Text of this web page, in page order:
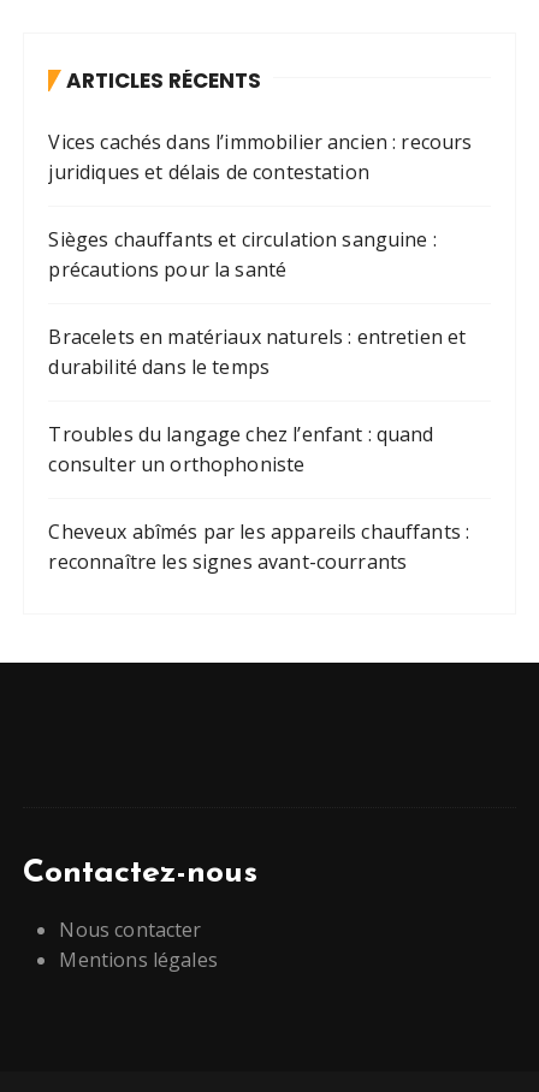
ARTICLES RÉCENTS
Vices cachés dans l’immobilier ancien : recours
juridiques et délais de contestation
Sièges chauffants et circulation sanguine :
précautions pour la santé
Bracelets en matériaux naturels : entretien et
durabilité dans le temps
Troubles du langage chez l’enfant : quand
consulter un orthophoniste
Cheveux abîmés par les appareils chauffants :
reconnaître les signes avant-courrants
Contactez-nous
Nous contacter
Mentions légales